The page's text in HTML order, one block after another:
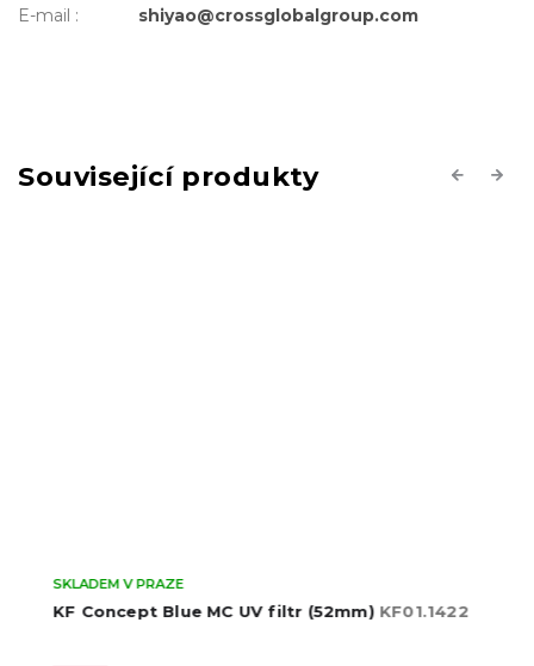
E-mail : shiyao@crossglobalgroup.com
Související produkty Previous
KF Concept Blue MC UV filtr (52mm) KF01.1422
SKLADEM V PRAZE
Next